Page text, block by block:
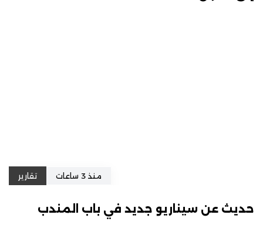
منذ 3 ساعات تقارير
حديث عن سيناريو جديد في باب المندب